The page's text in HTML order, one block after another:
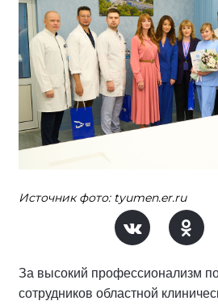
Источник фото: tyumen.er.ru
За высокий профессионализм
сотрудников областной